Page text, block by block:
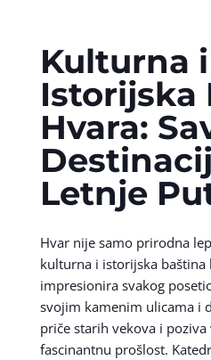
Kulturna i
Istorijska
Hvara:
Letnje
Hvar nije samo prirodna
kulturna i istorijska baština
impresionira svakog
svojim kamenim ulicama i
priče starih vekova i
fascinantnu prošlost.